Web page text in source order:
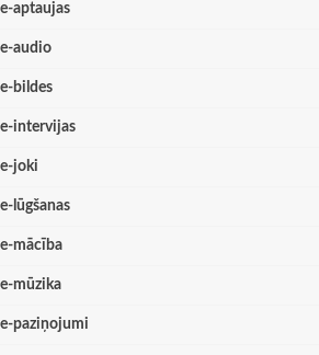
e-aptaujas
e-audio
e-bildes
e-intervijas
e-joki
e-lūgšanas
e-mācība
e-mūzika
e-paziņojumi